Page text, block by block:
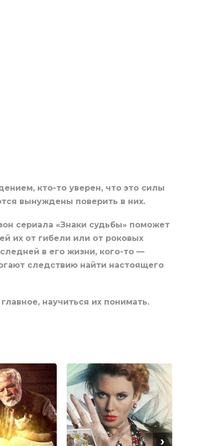
кто-то уверен, что это силы
вынуждены поверить в них.
сериала «Знаки судьбы» поможет
их от гибели или от роковых
в его жизни, кого-то —
следствию найти настоящего
научиться их понимать.
›